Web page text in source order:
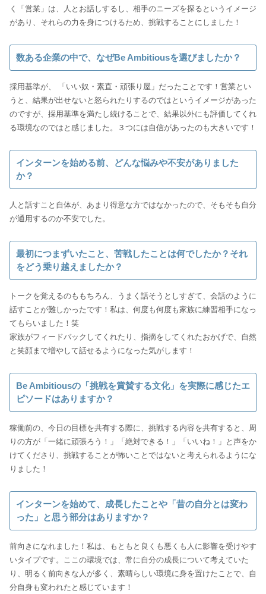
く「営業」は、人とお話しするし、相手のニーズを探るというイメージ
があり、それらの力を身につけるため、挑戦することにしました！
数ある企業の中で、なぜBe Ambitiousを選びましたか？
採用基準が、 「いい奴・素直・頑張り屋」だったことです！営業とい
うと、結果が出せないと怒られたりするのではというイメージがあった
のですが、採用基準を満たし続けることで、結果以外にも評価してくれ
る環境なのではと感じました。３つには自信があったのも大きいです！
インターンを始める前、どんな悩みや不安がありました
か？
人と話すこと自体が、あまり得意な方ではなかったので、そもそも自分
が通用するのか不安でした。
最初につまずいたこと、苦戦したことは何でしたか？それ
をどう乗り越えましたか？
トークを覚えるのももちろん、うまく話そうとしすぎて、会話のように
話すことが難しかったです！私は、何度も何度も家族に練習相手になっ
てもらいました！笑
家族がフィードバックしてくれたり、指摘をしてくれたおかげで、自然
と笑顔まで増やして話せるようになった気がします！
Be Ambitiousの「挑戦を賞賛する文化」を実際に感じたエ
ピソードはありますか？
稼働前の、今日の目標を共有する際に、挑戦する内容を共有すると、周
りの方が「一緒に頑張ろう！」「絶対できる！」「いいね！」と声をか
けてくださり、挑戦することが怖いことではないと考えられるようにな
りました！
インターンを始めて、成長したことや「昔の自分とは変わ
った」と思う部分はありますか？
前向きになれました！私は、もともと良くも悪くも人に影響を受けやす
いタイプです。ここの環境では、常に自分の成長について考えていた
り、明るく前向きな人が多く、素晴らしい環境に身を置けたことで、自
分自身も変われたと感じています！